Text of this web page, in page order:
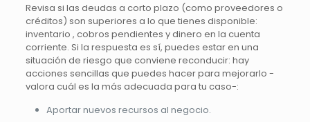
Revisa si las deudas a corto plazo (como proveedores o
créditos) son superiores a lo que tienes disponible:
inventario , cobros pendientes y dinero en la cuenta
corriente. Si la respuesta es sí, puedes estar en una
situación de riesgo que conviene reconducir: hay
acciones sencillas que puedes hacer para mejorarlo -
valora cuál es la más adecuada para tu caso-:
Aportar nuevos recursos al negocio.